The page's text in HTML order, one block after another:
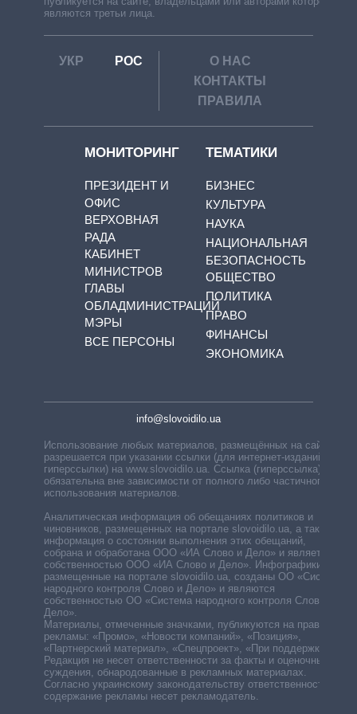
являются третьи лица.
УКР РОС
О НАС
КОНТАКТЫ
ПРАВИЛА
МОНИТОРИНГ
ПРЕЗИДЕНТ И
ОФИС
ВЕРХОВНАЯ
РАДА
КАБИНЕТ
МИНИСТРОВ
ГЛАВЫ
ОБЛАДМИНИСТРАЦИЙ
МЭРЫ
ВСЕ ПЕРСОНЫ
ТЕМАТИКИ
БИЗНЕС
КУЛЬТУРА
НАУКА
НАЦИОНАЛЬНАЯ
БЕЗОПАСНОСТЬ
ОБЩЕСТВО
ПОЛИТИКА
ПРАВО
ФИНАНСЫ
ЭКОНОМИКА
info@slovoidilo.ua
Использование любых материалов, размещённых на сайте,
разрешается при указании ссылки (для интернет-изданий —
гиперссылки) на www.slovoidilo.ua. Ссылка (гиперссылка)
обязательна вне зависимости от полного либо частичного
использования материалов.
Аналитическая информация об обещаниях политиков и
чиновников, размещенных на портале slovoidilo.ua, а также
информация о состоянии выполнения этих обещаний,
собрана и обработана ООО «ИА Слово и Дело» и является
собственностью ООО «ИА Слово и Дело». Инфографики,
размещенные на портале slovoidilo.ua, созданы ОО «Система
народного контроля Слово и Дело» и являются
собственностью ОО «Система народного контроля Слово и
Дело».
Материалы, отмеченные значками, публикуются на правах
рекламы: «Промо», «Новости компаний», «Позиция»,
«Партнерский материал», «Спецпроект», «При поддержке».
Редакция не несет ответственности за факты и оценочные
суждения, обнародованные в рекламных материалах.
Согласно украинскому законодательству ответственность за
содержание рекламы несет рекламодатель.